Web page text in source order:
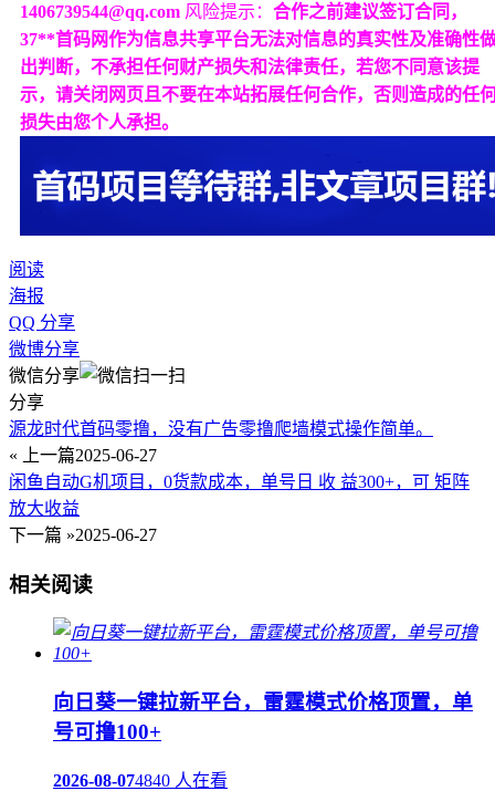
1406739544@qq.com 风险提示： 合作之前建议签订合同，
37**首码网作为信息共享平台无法对信息的真实性及准确性
出判断，不承担任何财产损失和法律责任，若您不同意该提
示，请关闭网页且不要在本站拓展任何合作，否则造成的任
损失由您个人承担。
阅读
海报
QQ 分享
微博分享
微信分享
分享
源龙时代首码零撸，没有广告零撸爬墙模式操作简单。
« 上一篇2025-06-27
闲鱼自动G机项目，0货款成本，单号日 收 益300+，可 矩阵
放大收益
下一篇 »2025-06-27
相关阅读
向日葵一键拉新平台，雷霆模式价格顶置，单
号可撸100+
2026-08-074840 人在看